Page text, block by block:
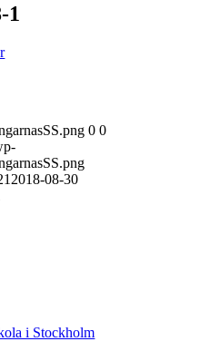
1
0 0
2018-08-30
i Stockholm